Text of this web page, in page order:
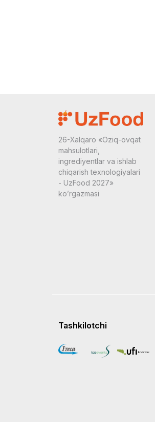
26-Xalqaro «Oziq-ovqat
mahsulotlari,
ingrediyentlar va ishlab
chiqarish texnologiyalari
- UzFood 2027»
ko’rgazmasi
Tashkilotchi